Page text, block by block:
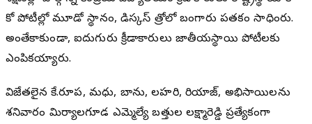
కో పోటీల్లో మూడో స్థానం, డిస్కస్ త్రోలో బంగారు పతకం సాధించారు.
అంతేకాకుండా, ఐదుగురు క్రీడాకారులు జాతీయస్థాయి పోటీలకు
ఎంపికయ్యారు.
విజేతలైన కే.రూప, మధు, బాను, లహరి, రియాజ్, అభిసాయిలను
శనివారం మిర్యాలగూడ ఎమ్మెల్యే బత్తుల లక్ష్మారెడ్డి ప్రత్యేకంగా